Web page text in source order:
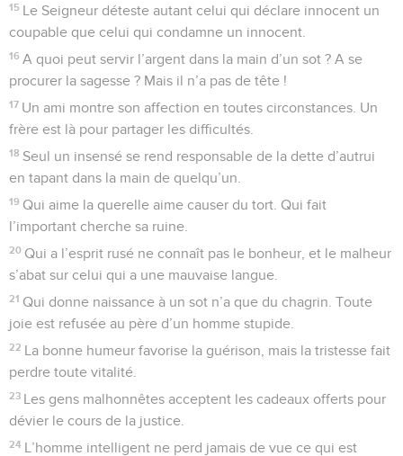
15 Le Seigneur déteste autant celui qui déclare innocent un
coupable que celui qui condamne un innocent.
16 A quoi peut servir l’argent dans la main d’un sot ? A se
procurer la sagesse ? Mais il n’a pas de tête !
17 Un ami montre son affection en toutes circonstances. Un
frère est là pour partager les difficultés.
18 Seul un insensé se rend responsable de la dette d’autrui
en tapant dans la main de quelqu’un.
19 Qui aime la querelle aime causer du tort. Qui fait
l’important cherche sa ruine.
20 Qui a l’esprit rusé ne connaît pas le bonheur, et le malheur
s’abat sur celui qui a une mauvaise langue.
21 Qui donne naissance à un sot n’a que du chagrin. Toute
joie est refusée au père d’un homme stupide.
22 La bonne humeur favorise la guérison, mais la tristesse fait
perdre toute vitalité.
23 Les gens malhonnêtes acceptent les cadeaux offerts pour
dévier le cours de la justice.
24 L’homme intelligent ne perd jamais de vue ce qui est